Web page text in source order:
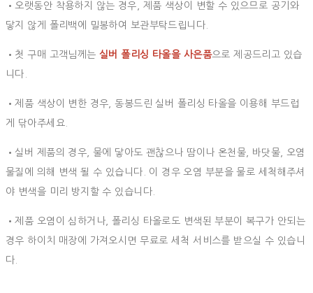
•오랫동안 착용하지 않는 경우, 제품 색상이 변할 수 있으므로 공기와
닿지 않게 폴리백에 밀봉하여 보관부탁드립니다.
•첫 구매 고객님께는실버 폴리싱 타올을 사은품으로 제공드리고 있습
니다.
•제품 색상이 변한 경우, 동봉드린 실버 폴리싱 타올을 이용해 부드럽
게 닦아주세요.
•실버 제품의 경우, 물에 닿아도 괜찮으나 땀이나 온천물, 바닷물, 오염
물질에 의해 변색 될 수 있습니다. 이 경우 오염 부분을 물로 세척해주셔
야 변색을 미리 방지할 수 있습니다.
•제품 오염이 심하거나, 폴리싱 타올로도 변색된 부분이 복구가 안되는
경우 하이치 매장에 가져오시면 무료로 세척 서비스를 받으실 수 있습니
다.